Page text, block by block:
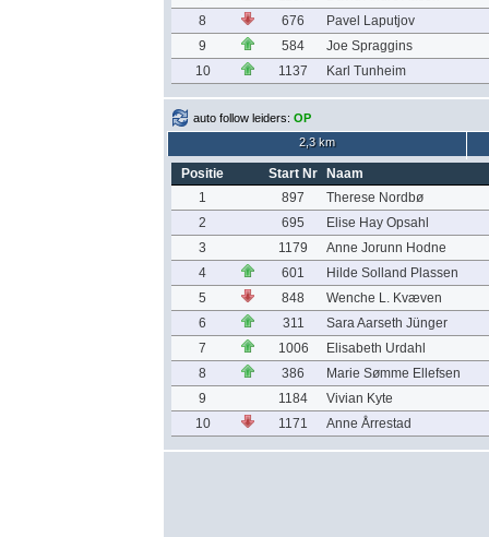
8
676
Pavel Laputjov
9
584
Joe Spraggins
10
1137 Karl Tunheim
auto follow leiders: OP
2,3 km
Positie Start Nr
Naam
1
897
Therese Nordbø
2
695
Elise Hay Opsahl
3
1179
Anne Jorunn Hodne
4
601
Hilde Solland Plassen
5
848
Wenche L. Kvæven
6
311
Sara Aarseth Jünger
7
1006
Elisabeth Urdahl
8
386
Marie Sømme Ellefsen
9
1184
Vivian Kyte
10
1171 Anne Årrestad